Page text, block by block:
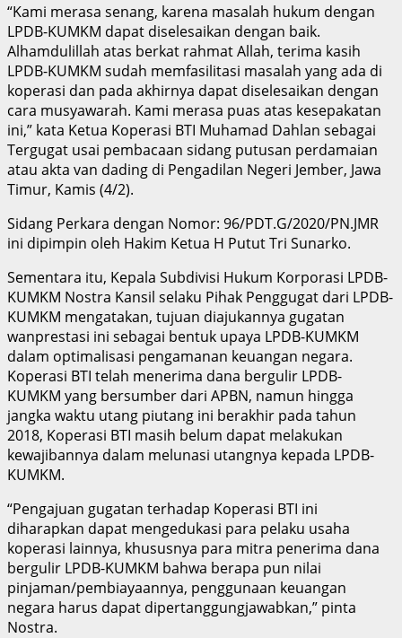
“Kami merasa senang, karena masalah hukum dengan
LPDB-KUMKM dapat diselesaikan dengan baik.
Alhamdulillah atas berkat rahmat Allah, terima kasih
LPDB-KUMKM sudah memfasilitasi masalah yang ada di
koperasi dan pada akhirnya dapat diselesaikan dengan
cara musyawarah. Kami merasa puas atas kesepakatan
ini,” kata Ketua Koperasi BTI Muhamad Dahlan sebagai
Tergugat usai pembacaan sidang putusan perdamaian
atau akta van dading di Pengadilan Negeri Jember, Jawa
Timur, Kamis (4/2).
Sidang Perkara dengan Nomor: 96/PDT.G/2020/PN.JMR
ini dipimpin oleh Hakim Ketua H Putut Tri Sunarko.
Sementara itu, Kepala Subdivisi Hukum Korporasi LPDB-
KUMKM Nostra Kansil selaku Pihak Penggugat dari LPDB-
KUMKM mengatakan, tujuan diajukannya gugatan
wanprestasi ini sebagai bentuk upaya LPDB-KUMKM
dalam optimalisasi pengamanan keuangan negara.
Koperasi BTI telah menerima dana bergulir LPDB-
KUMKM yang bersumber dari APBN, namun hingga
jangka waktu utang piutang ini berakhir pada tahun
2018, Koperasi BTI masih belum dapat melakukan
kewajibannya dalam melunasi utangnya kepada LPDB-
KUMKM.
“Pengajuan gugatan terhadap Koperasi BTI ini
diharapkan dapat mengedukasi para pelaku usaha
koperasi lainnya, khususnya para mitra penerima dana
bergulir LPDB-KUMKM bahwa berapa pun nilai
pinjaman/pembiayaannya, penggunaan keuangan
negara harus dapat dipertanggungjawabkan,” pinta
Nostra.